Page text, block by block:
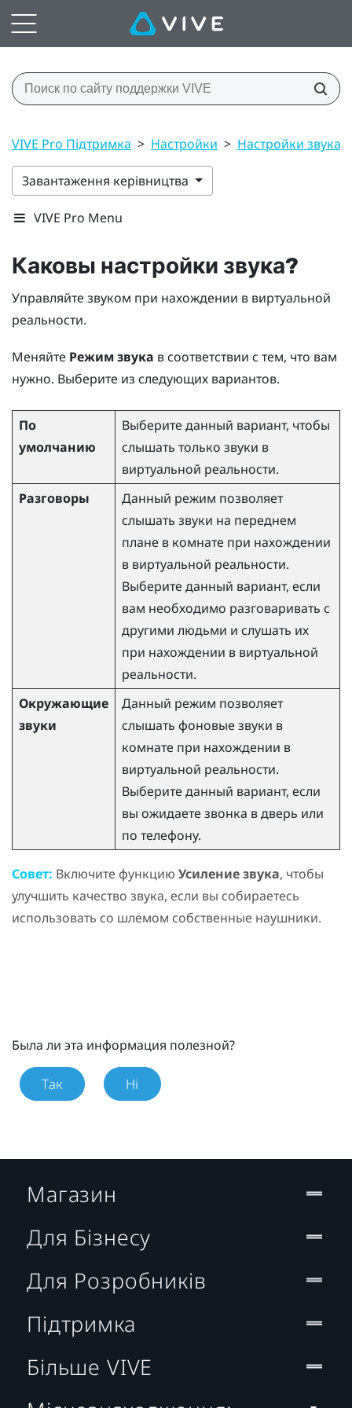
VIVE Pro Підтримка > Настройки > Настройки звука
Завантаження керівництва
VIVE Pro Menu
Каковы настройки звука?
Управляйте звуком при нахождении в виртуальной
реальности.
Меняйте Режим звука в соответствии с тем, что вам
нужно. Выберите из следующих вариантов.
По
умолчанию
Выберите данный вариант, чтобы
слышать только звуки в
виртуальной реальности.
Разговоры
Данный режим позволяет
слышать звуки на переднем
плане в комнате при нахождении
в виртуальной реальности.
Выберите данный вариант, если
вам необходимо разговаривать с
другими людьми и слушать их
при нахождении в виртуальной
реальности.
Окружающие
звуки
Данный режим позволяет
слышать фоновые звуки в
комнате при нахождении в
виртуальной реальности.
Выберите данный вариант, если
вы ожидаете звонка в дверь или
по телефону.
Совет: Включите функцию Усиление звука, чтобы
улучшить качество звука, если вы собираетесь
использовать со шлемом собственные наушники.
Была ли эта информация полезной?
Так Ні
Магазин
Для Бізнесу
Для Розробників
Підтримка
Більше VIVE